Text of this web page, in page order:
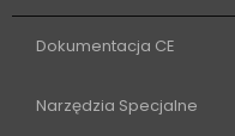
Dokumentacja CE
Narzędzia Specjalne